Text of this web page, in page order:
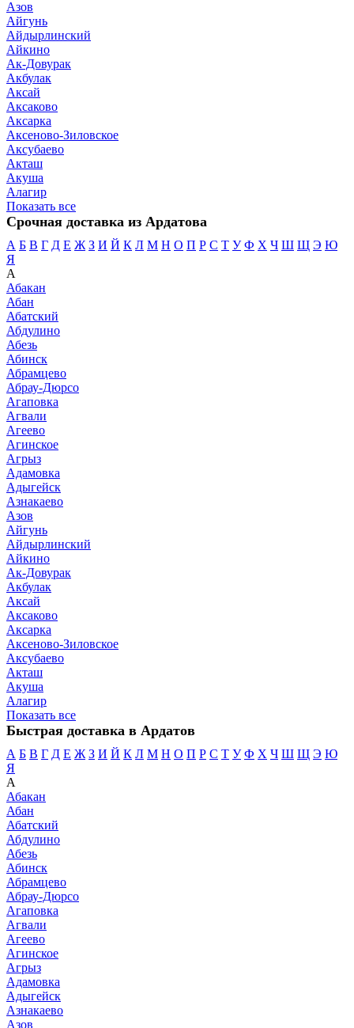
Азов
Айгунь
Айдырлинский
Айкино
Ак-Довурак
Акбулак
Аксай
Аксаково
Аксарка
Аксеново-Зиловское
Аксубаево
Акташ
Акуша
Алагир
Показать все
Срочная доставка из Ардатова
А Б В Г Д Е Ж З И Й К Л М Н О П Р С Т У Ф Х Ч Ш Щ Э Ю
Я
А
Абакан
Абан
Абатский
Абдулино
Абезь
Абинск
Абрамцево
Абрау-Дюрсо
Агаповка
Агвали
Агеево
Агинское
Агрыз
Адамовка
Адыгейск
Азнакаево
Азов
Айгунь
Айдырлинский
Айкино
Ак-Довурак
Акбулак
Аксай
Аксаково
Аксарка
Аксеново-Зиловское
Аксубаево
Акташ
Акуша
Алагир
Показать все
Быстрая доставка в Ардатов
А Б В Г Д Е Ж З И Й К Л М Н О П Р С Т У Ф Х Ч Ш Щ Э Ю
Я
А
Абакан
Абан
Абатский
Абдулино
Абезь
Абинск
Абрамцево
Абрау-Дюрсо
Агаповка
Агвали
Агеево
Агинское
Агрыз
Адамовка
Адыгейск
Азнакаево
Азов